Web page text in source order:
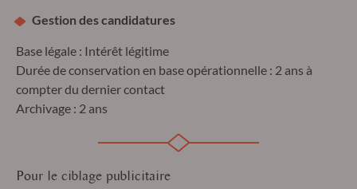
Gestion des candidatures
Base légale : Intérêt légitime
Durée de conservation en base opérationnelle : 2 ans à
compter du dernier contact
Archivage : 2 ans
Pour le ciblage publicitaire